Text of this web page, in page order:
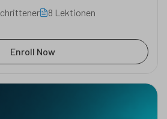
8 Lektionen
Enroll Now